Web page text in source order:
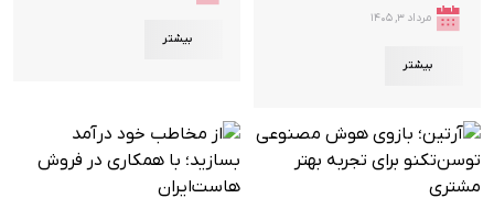
مرداد ۳, ۱۴۰۵
بیشتر
بیشتر